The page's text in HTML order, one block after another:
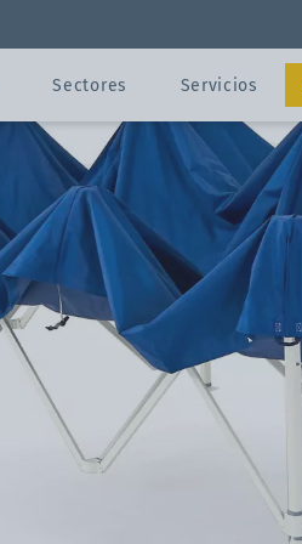
Sectores Servicios
Carpa 3x3 m